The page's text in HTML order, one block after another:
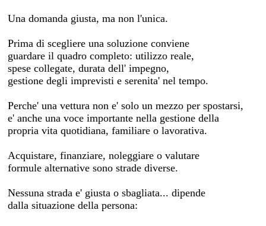
Una domanda giusta, ma non l'unica.
Prima di scegliere una soluzione conviene
guardare il quadro completo: utilizzo reale,
spese collegate, durata dell' impegno,
gestione degli imprevisti e serenita' nel tempo.
Perche' una vettura non e' solo un mezzo per spostarsi,
e' anche una voce importante nella gestione della
propria vita quotidiana, familiare o lavorativa.
Acquistare, finanziare, noleggiare o valutare
formule alternative sono strade diverse.
Nessuna strada e' giusta o sbagliata... dipende
dalla situazione della persona: